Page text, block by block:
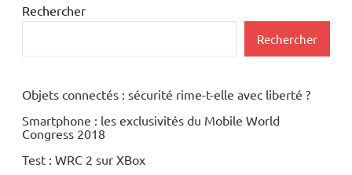
Inclassables
Rechercher
Rechercher
Objets connectés : sécurité rime-t-elle avec liberté ?
Smartphone : les exclusivités du Mobile World
Congress 2018
Test : WRC 2 sur XBox